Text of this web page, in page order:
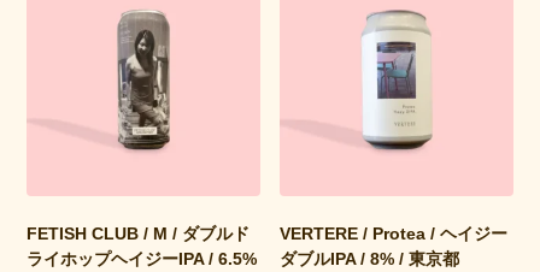
FETISH CLUB / M / ダブルド
ライホップヘイジーIPA / 6.5%
VERTERE / Protea / ヘイジー
ダブルIPA / 8% / 東京都